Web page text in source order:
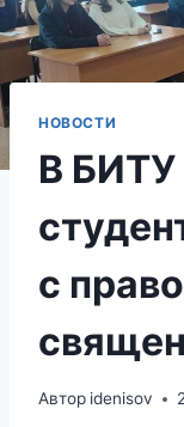
НОВОСТИ
В БИТУ
с
Автор idenisov